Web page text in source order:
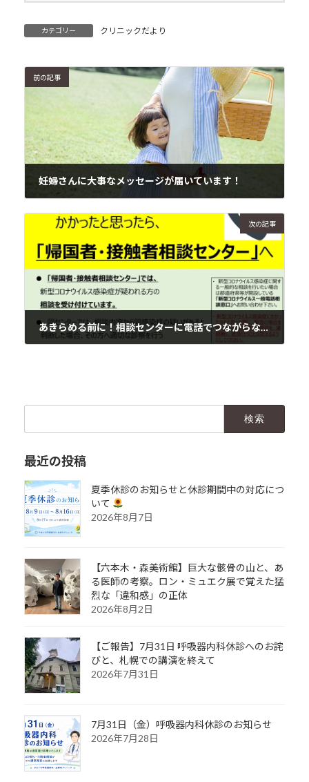
カテゴリー クリニックだより
前の記事
妊婦さんに大事なメッセージが届いています！
次の記事
あきらめる前に！相談センターに電話でつながらなければLINEで相談。
最近の投稿
夏季休診のお知らせと休診期間中の対応につ
いて
2026年8月7日
【六本木・森美術館】巨大な骸骨の山と、あ
る医師の考察。ロン・ミュエク展で覚えた猛
烈な「違和感」の正体
2026年8月2日
【ご報告】7月31日 呼吸器内科休診へのお詫
びと、札幌での講演を終えて
2026年7月31日
7月31日（金）呼吸器内科休診のお知らせ
2026年7月28日